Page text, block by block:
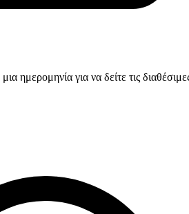
ημερομηνία για να δείτε τις